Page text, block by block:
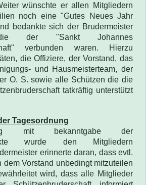
wünschte er allen Mitgliedern
noch eine "Gutes Neues Jahr
bedankte sich der Brudermeister
der "Sankt Johannes
verbunden waren. Hierzu
die Offiziere, der Vorstand, das
und Hausmeisterteam, der
O. S. sowie alle Schützen die die
tatkräftig unterstützt
Tagesordnung
mit bekanntgabe der
wurde den Mitgliedern
erinnerte daran, dass evtl.
dem Vorstand unbedingt mitzuteilen
wird, dass alle Mitglieder